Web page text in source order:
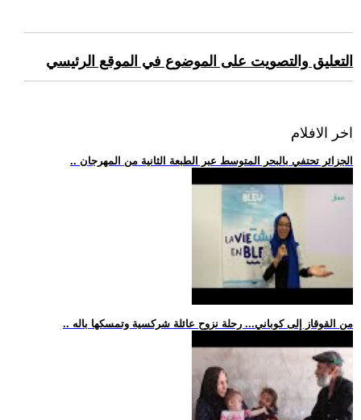
التعليق والتصويت على الموضوع في الموقع الرئيسي
اخر الافلام
.. الجزائر تحتفي بالبحر المتوسط عبر الطبعة الثانية من المهرجان
.. من القوقاز إلى كوباني... رحلة نزوح عائلة شركسية وتمسكها باله